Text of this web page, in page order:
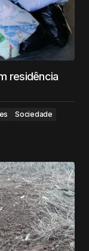
residência
Sociedade